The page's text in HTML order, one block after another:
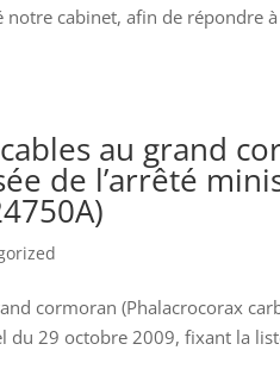
cabinet, afin de répondre
au grand
de l’arrêté
cormoran (Phalacrocorax
29 octobre 2009, fixant la